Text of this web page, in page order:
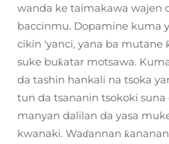
wanda ke taimakawa wajen
baccinmu. Dopamine kuma
cikin 'yanci, yana ba mutane
suke buƙatar motsawa.
da tashin hankali na tsoka
tun da tsananin tsokoki suna
manyan dalilan da yasa
kwanaki. Waɗannan